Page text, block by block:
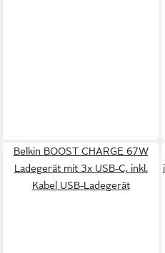
Belkin BOOST CHARGE 67W
Ladegerät mit 3x USB-C, inkl.
Kabel USB-Ladegerät